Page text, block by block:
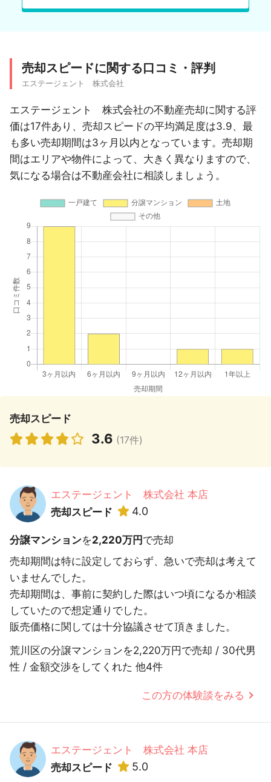
売却スピードに関する口コミ・評判
エステージェント 株式会社
エステージェント 株式会社の不動産売却に関する評
価は17件あり、売却スピードの平均満足度は3.9、最
も多い売却期間は3ヶ月以内となっています。売却期
間はエリアや物件によって、大きく異なりますので、
気になる場合は不動産会社に相談しましょう。
売却スピード
3.6 (17件)
エステージェント 株式会社 本店
売却スピード
4.0
分譲マンションを2,220万円で売却
売却期間は特に設定しておらず、急いで売却は考えて
いませんでした。
売却期間は、事前に契約した際はいつ頃になるか相談
していたので想定通りでした。
販売価格に関しては十分協議させて頂きました。
荒川区の分譲マンションを2,220万円で売却 / 30代男
性 / 金額交渉をしてくれた 他4件
この方の体験談をみる
エステージェント 株式会社 本店
売却スピード
5.0